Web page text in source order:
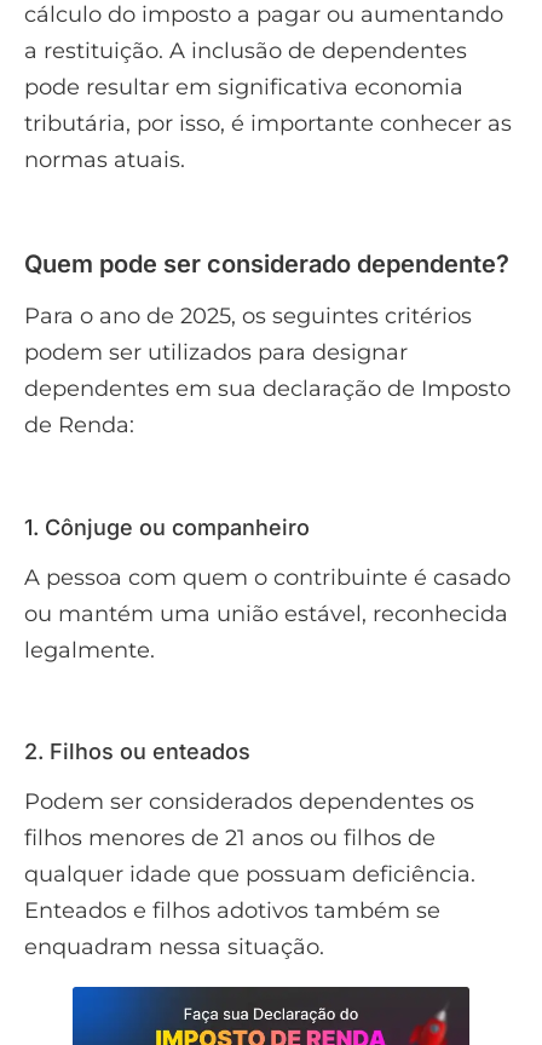
cálculo do imposto a pagar ou aumentando
a restituição. A inclusão de dependentes
pode resultar em significativa economia
tributária, por isso, é importante conhecer as
normas atuais.
Quem pode ser considerado dependente?
Para o ano de 2025, os seguintes critérios
podem ser utilizados para designar
dependentes em sua declaração de Imposto
de Renda:
1. Cônjuge ou companheiro
A pessoa com quem o contribuinte é casado
ou mantém uma união estável, reconhecida
legalmente.
2. Filhos ou enteados
Podem ser considerados dependentes os
filhos menores de 21 anos ou filhos de
qualquer idade que possuam deficiência.
Enteados e filhos adotivos também se
enquadram nessa situação.